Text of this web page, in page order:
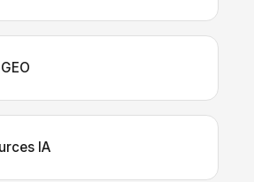
IA